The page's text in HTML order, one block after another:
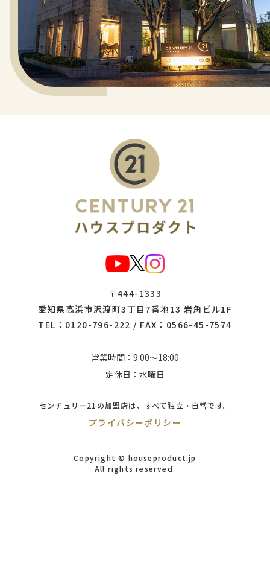
〒444-1333
愛知県高浜市沢渡町3丁目7番地13 岩角ビル1F
TEL： 0120-796-222 / FAX：0566-45-7574
営業時間：9:00～18:00
定休日：水曜日
センチュリー21の加盟店は、 すべて独立・自営です。
プライバシーポリシー
Copyright © houseproduct.jp
All rights reserved.